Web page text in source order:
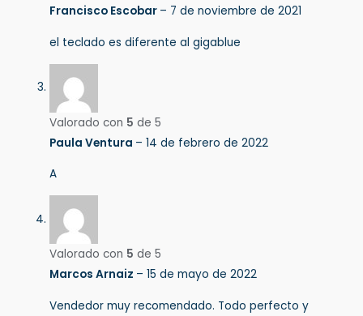
Francisco Escobar – 7 de noviembre de 2021
el teclado es diferente al gigablue
Valorado con 5 de 5
Paula Ventura – 14 de febrero de 2022
A
Valorado con 5 de 5
Marcos Arnaiz – 15 de mayo de 2022
Vendedor muy recomendado. Todo perfecto y